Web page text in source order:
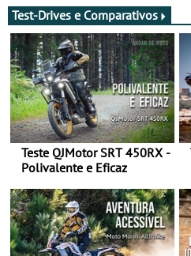
Test-Drives e Comparativos
Teste QJMotor SRT 450RX -
Polivalente e Eficaz